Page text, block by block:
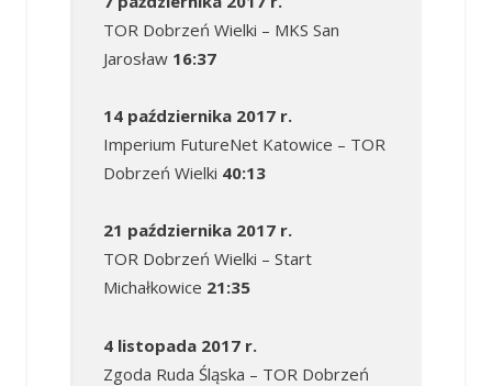
TOR Dobrzeń Wielki – MKS San
Jarosław 16:37
14 października 2017 r.
Imperium FutureNet Katowice – TOR
Dobrzeń Wielki 40:13
21 października 2017 r.
TOR Dobrzeń Wielki – Start
Michałkowice 21:35
4 listopada 2017 r.
Zgoda Ruda Śląska – TOR Dobrzeń